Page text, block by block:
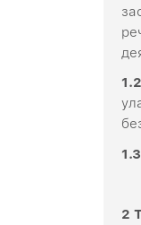
1.2
1.3
2